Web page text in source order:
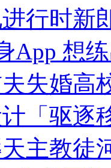
行时新
App 想
失婚高
「驱逐
主教徒